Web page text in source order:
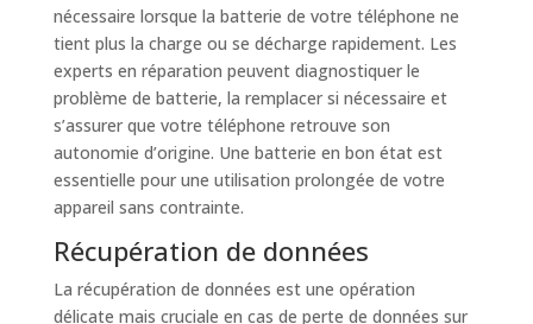
nécessaire lorsque la batterie de votre téléphone ne
tient plus la charge ou se décharge rapidement. Les
experts en réparation peuvent diagnostiquer le
problème de batterie, la remplacer si nécessaire et
s’assurer que votre téléphone retrouve son
autonomie d’origine. Une batterie en bon état est
essentielle pour une utilisation prolongée de votre
appareil sans contrainte.
Récupération de données
La récupération de données est une opération
délicate mais cruciale en cas de perte de données sur